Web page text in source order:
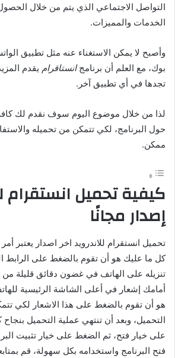
التواصل الاجتماعي الذي يتم من خلال
الخدمات والمميزات.
وأصبح لا يمكن الاستغناء عنه مثل تطبيق
بوك، مع العلم أن برنامجانستاقرام يقدم
تجدها في أي تطبيق آخر.
لذا من خلال موضوع اليوم سوف نقدم لك كافة
حول البرنامج، لكي تتمكن من تحميله
ممكن.
كيفية تحميل انستقرام
إصدار مجانًا
تحميل انستقرام للاندرويد اخر اصدار يعتبر
كل ما عليك هو أن تقوم بالضغط على الرابط
تنزيله على الهاتف في غضون دقائق قليلة
أمامك إشعار في أعلى الشاشة الرئيسية
هو أن تقوم بالضغط على هذا الاشعار لكي
التحميل، وبعد أن تنتهي عملية التحميل
على خيار فتح، ثم الضغط على خيار تثبيت
فتح البرنامج واستخدامه بكل سهولة، قم